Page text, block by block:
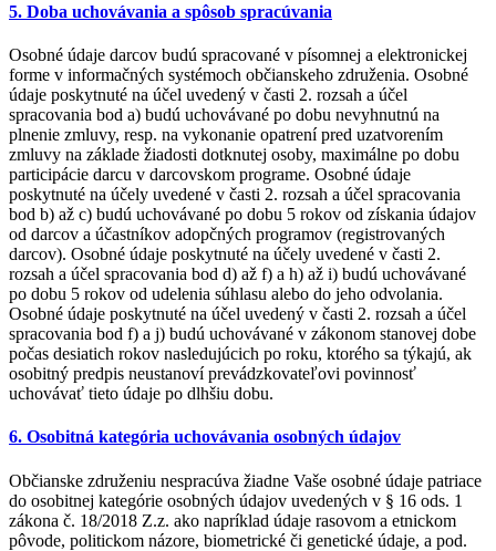
5. Doba uchovávania a spôsob spracúvania
Osobné údaje darcov budú spracované v písomnej a elektronickej
forme v informačných systémoch občianskeho združenia. Osobné
údaje poskytnuté na účel uvedený v časti 2. rozsah a účel
spracovania bod a) budú uchovávané po dobu nevyhnutnú na
plnenie zmluvy, resp. na vykonanie opatrení pred uzatvorením
zmluvy na základe žiadosti dotknutej osoby, maximálne po dobu
participácie darcu v darcovskom programe. Osobné údaje
poskytnuté na účely uvedené v časti 2. rozsah a účel spracovania
bod b) až c) budú uchovávané po dobu 5 rokov od získania údajov
od darcov a účastníkov adopčných programov (registrovaných
darcov). Osobné údaje poskytnuté na účely uvedené v časti 2.
rozsah a účel spracovania bod d) až f) a h) až i) budú uchovávané
po dobu 5 rokov od udelenia súhlasu alebo do jeho odvolania.
Osobné údaje poskytnuté na účel uvedený v časti 2. rozsah a účel
spracovania bod f) a j) budú uchovávané v zákonom stanovej dobe
počas desiatich rokov nasledujúcich po roku, ktorého sa týkajú, ak
osobitný predpis neustanoví prevádzkovateľovi povinnosť
uchovávať tieto údaje po dlhšiu dobu.
6. Osobitná kategória uchovávania osobných údajov
Občianske združeniu nespracúva žiadne Vaše osobné údaje patriace
do osobitnej kategórie osobných údajov uvedených v § 16 ods. 1
zákona č. 18/2018 Z.z. ako napríklad údaje rasovom a etnickom
pôvode, politickom názore, biometrické či genetické údaje, a pod.